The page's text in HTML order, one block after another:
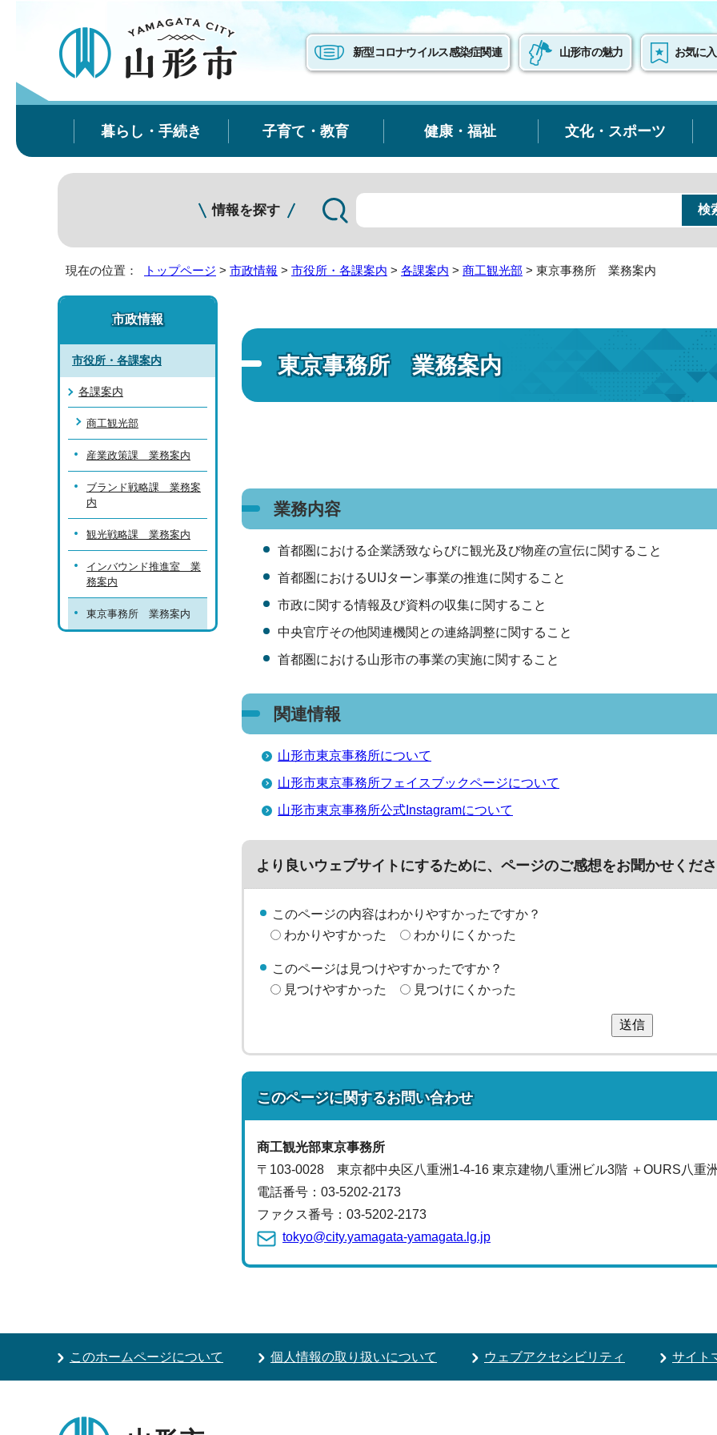
新型コロナウイルス感染症関連 山形市の魅力 お気に
暮らし・手続き 子育て・教育 健康・福祉 文化・スポーツ
情報を探す
現在の位置： トップページ > 市政情報 > 市役所・各課案内 > 各課案内 > 商工観光部 > 東京事務所 業務案内
東京事務所 業務案内
業務内容
首都圏における企業誘致ならびに観光及び物産の宣伝に関すること
首都圏におけるUIJターン事業の推進に関すること
市政に関する情報及び資料の収集に関すること
中央官庁その他関連機関との連絡調整に関すること
首都圏における山形市の事業の実施に関すること
関連情報
山形市東京事務所について
山形市東京事務所フェイスブックページについて
山形市東京事務所公式Instagramについて
より良いウェブサイトにするために、ページのご感想をお聞かせくだ
このページの内容はわかりやすかったですか？
わかりやすかった
わかりにくかった
このページは見つけやすかったですか？
見つけやすかった
見つけにくかった
送信
このページに関するお問い合わせ
商工観光部東京事務所
〒103-0028 東京都中央区八重洲1-4-16 東京建物八重洲ビル3階 ＋OURS八重
電話番号： 03-5202-2173
ファクス番号：03-5202-2173
tokyo@city.yamagata-yamagata.lg.jp
市政情報
市役所・各課案内
各課案内
商工観光部
産業政策課 業務案内
ブランド戦略課 業務案
内
観光戦略課 業務案内
インバウンド推進室 業
務案内
東京事務所 業務案内
このホームページについて 個人情報の取り扱いについて ウェブアクセシビリティ サイト